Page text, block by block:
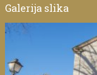
Galerija slika